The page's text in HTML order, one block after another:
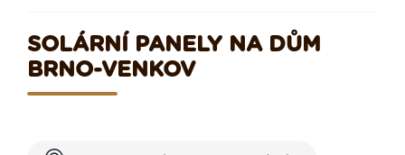
SOLÁRNÍ PANELY NA DŮM
BRNO-VENKOV